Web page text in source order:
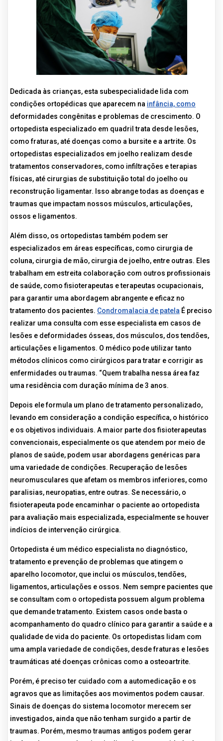
Dedicada às crianças, esta subespecialidade lida com
condições ortopédicas que aparecem na infância, como
deformidades congênitas e problemas de crescimento. O
ortopedista especializado em quadril trata desde lesões,
como fraturas, até doenças como a bursite e a artrite. Os
ortopedistas especializados em joelho realizam desde
tratamentos conservadores, como infiltrações e terapias
físicas, até cirurgias de substituição total do joelho ou
reconstrução ligamentar. Isso abrange todas as doenças e
traumas que impactam nossos músculos, articulações,
ossos e ligamentos.
Além disso, os ortopedistas também podem ser
especializados em áreas específicas, como cirurgia de
coluna, cirurgia de mão, cirurgia de joelho, entre outras. Eles
trabalham em estreita colaboração com outros profissionais
de saúde, como fisioterapeutas e terapeutas ocupacionais,
para garantir uma abordagem abrangente e eficaz no
tratamento dos pacientes. Condromalacia de patela É preciso
realizar uma consulta com esse especialista em casos de
lesões e deformidades ósseas, dos músculos, dos tendões,
articulações e ligamentos. O médico pode utilizar tanto
métodos clínicos como cirúrgicos para tratar e corrigir as
enfermidades ou traumas. “Quem trabalha nessa área faz
uma residência com duração mínima de 3 anos.
Depois ele formula um plano de tratamento personalizado,
levando em consideração a condição específica, o histórico
e os objetivos individuais. A maior parte dos fisioterapeutas
convencionais, especialmente os que atendem por meio de
planos de saúde, podem usar abordagens genéricas para
uma variedade de condições. Recuperação de lesões
neuromusculares que afetam os membros inferiores, como
paralisias, neuropatias, entre outras. Se necessário, o
fisioterapeuta pode encaminhar o paciente ao ortopedista
para avaliação mais especializada, especialmente se houver
indícios de intervenção cirúrgica.
Ortopedista é um médico especialista no diagnóstico,
tratamento e prevenção de problemas que atingem o
aparelho locomotor, que inclui os músculos, tendões,
ligamentos, articulações e ossos. Nem sempre pacientes que
se consultam com o ortopedista possuem algum problema
que demande tratamento. Existem casos onde basta o
acompanhamento do quadro clínico para garantir a saúde e a
qualidade de vida do paciente. Os ortopedistas lidam com
uma ampla variedade de condições, desde fraturas e lesões
traumáticas até doenças crônicas como a osteoartrite.
Porém, é preciso ter cuidado com a automedicação e os
agravos que as limitações aos movimentos podem causar.
Sinais de doenças do sistema locomotor merecem ser
investigados, ainda que não tenham surgido a partir de
traumas. Porém, mesmo traumas antigos podem gerar